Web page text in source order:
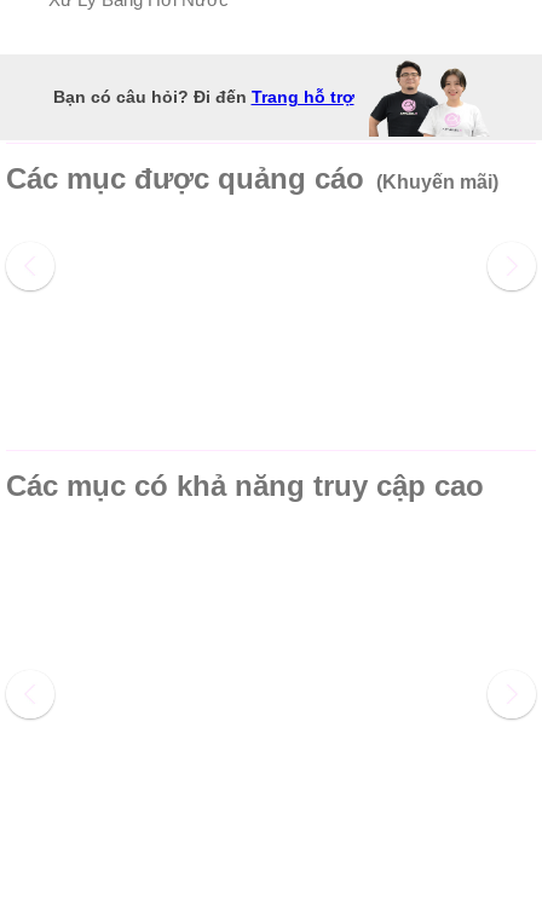
Bạn có câu hỏi? Đi đến Trang hỗ trợ
Các mục được quảng cáo (Khuyến mãi)
Các mục có khả năng truy cập cao